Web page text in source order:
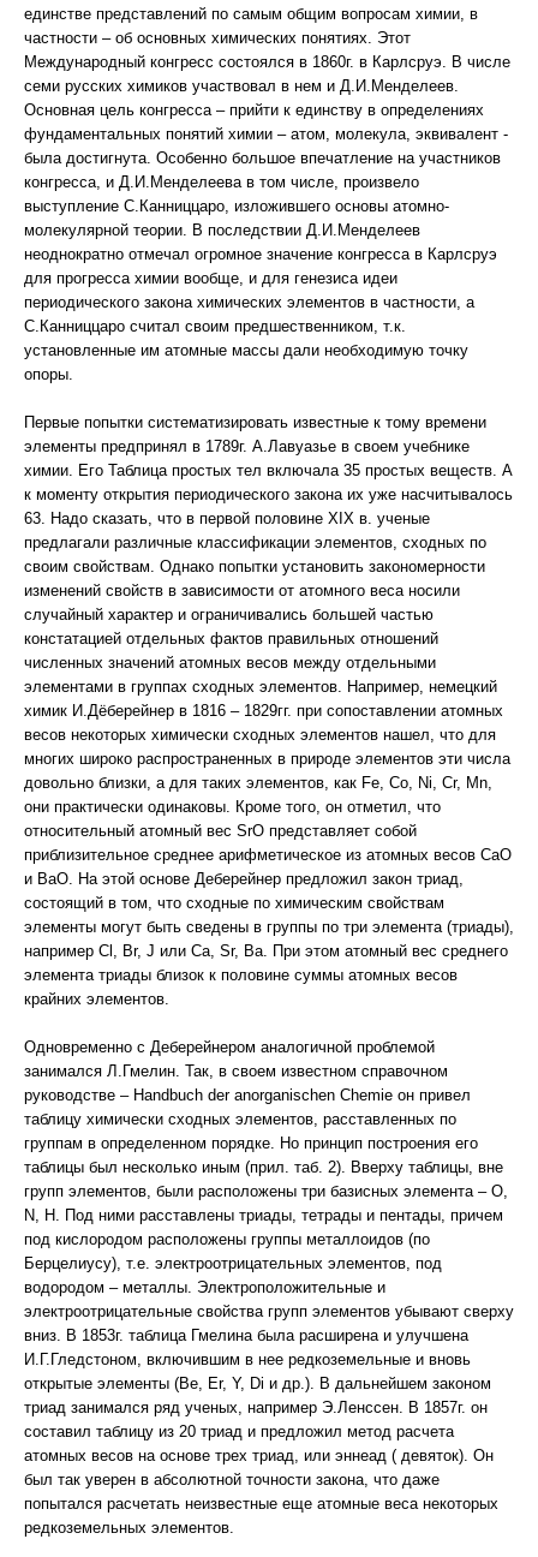
единстве представлений по самым общим вопросам химии, в
частности – об основных химических понятиях. Этот
Международный конгресс состоялся в 1860г. в Карлсруэ. В числе
семи русских химиков участвовал в нем и Д.И.Менделеев.
Основная цель конгресса – прийти к единству в определениях
фундаментальных понятий химии – атом, молекула, эквивалент -
была достигнута. Особенно большое впечатление на участников
конгресса, и Д.И.Менделеева в том числе, произвело
выступление С.Канниццаро, изложившего основы атомно-
молекулярной теории. В последствии Д.И.Менделеев
неоднократно отмечал огромное значение конгресса в Карлсруэ
для прогресса химии вообще, и для генезиса идеи
периодического закона химических элементов в частности, а
С.Канниццаро считал своим предшественником, т.к.
установленные им атомные массы дали необходимую точку
опоры.
Первые попытки систематизировать известные к тому времени
элементы предпринял в 1789г. А.Лавуазье в своем учебнике
химии. Его Таблица простых тел включала 35 простых веществ. А
к моменту открытия периодического закона их уже насчитывалось
63. Надо сказать, что в первой половине XIX в. ученые
предлагали различные классификации элементов, сходных по
своим свойствам. Однако попытки установить закономерности
изменений свойств в зависимости от атомного веса носили
случайный характер и ограничивались большей частью
констатацией отдельных фактов правильных отношений
численных значений атомных весов между отдельными
элементами в группах сходных элементов. Например, немецкий
химик И.Дёберейнер в 1816 – 1829гг. при сопоставлении атомных
весов некоторых химически сходных элементов нашел, что для
многих широко распространенных в природе элементов эти числа
довольно близки, а для таких элементов, как Fe, Co, Ni, Cr, Mn,
они практически одинаковы. Кроме того, он отметил, что
относительный атомный вес SrO представляет собой
приблизительное среднее арифметическое из атомных весов CaO
и ВаО. На этой основе Деберейнер предложил закон триад,
состоящий в том, что сходные по химическим свойствам
элементы могут быть сведены в группы по три элемента (триады),
например Cl, Br, J или Са, Sr, Ва. При этом атомный вес среднего
элемента триады близок к половине суммы атомных весов
крайних элементов.
Одновременно с Деберейнером аналогичной проблемой
занимался Л.Гмелин. Так, в своем известном справочном
руководстве – Handbuch der anorganischen Chemie он привел
таблицу химически сходных элементов, расставленных по
группам в определенном порядке. Но принцип построения его
таблицы был несколько иным (прил. таб. 2). Вверху таблицы, вне
групп элементов, были расположены три базисных элемента – O,
N, H. Под ними расставлены триады, тетрады и пентады, причем
под кислородом расположены группы металлоидов (по
Берцелиусу), т.е. электроотрицательных элементов, под
водородом – металлы. Электроположительные и
электроотрицательные свойства групп элементов убывают сверху
вниз. В 1853г. таблица Гмелина была расширена и улучшена
И.Г.Гледстоном, включившим в нее редкоземельные и вновь
открытые элементы (Be, Er, Y, Di и др.). В дальнейшем законом
триад занимался ряд ученых, например Э.Ленссен. В 1857г. он
составил таблицу из 20 триад и предложил метод расчета
атомных весов на основе трех триад, или эннеад ( девяток). Он
был так уверен в абсолютной точности закона, что даже
попытался расчетать неизвестные еще атомные веса некоторых
редкоземельных элементов.